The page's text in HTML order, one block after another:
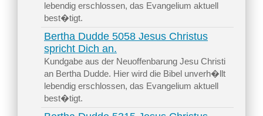
lebendig erschlossen, das Evangelium aktuell
best�tigt.
Bertha Dudde 5058 Jesus Christus
spricht Dich an.
Kundgabe aus der Neuoffenbarung Jesu Christi
an Bertha Dudde. Hier wird die Bibel unverh�llt
lebendig erschlossen, das Evangelium aktuell
best�tigt.